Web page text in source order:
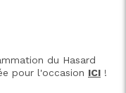
du Hasard
pour l'occasion ICI !